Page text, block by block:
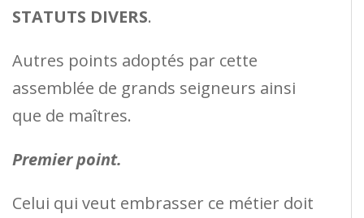
STATUTS DIVERS.
Autres points adoptés par cette
assemblée de grands seigneurs ainsi
que de maîtres.
Premier point.
Celui qui veut embrasser ce métier doit